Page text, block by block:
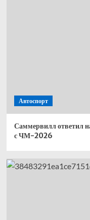
Автоспорт
Саммервилл ответил
с ЧМ-2026